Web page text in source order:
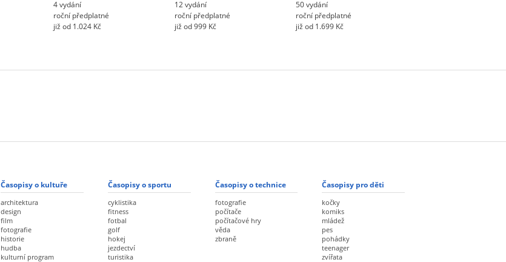
4 vydání
roční předplatné
již od 1.024 Kč
12 vydání
roční předplatné
již od 999 Kč
50 vydání
roční předplatné
již od 1.699 Kč
Časopisy o kultuře
architektura
design
film
fotografie
historie
hudba
kulturní program
Časopisy o sportu
cyklistika
fitness
fotbal
golf
hokej
jezdectví
turistika
Časopisy o technice
fotografie
počítače
počítačové hry
věda
zbraně
Časopisy pro děti
kočky
komiks
mládež
pes
pohádky
teenager
zvířata